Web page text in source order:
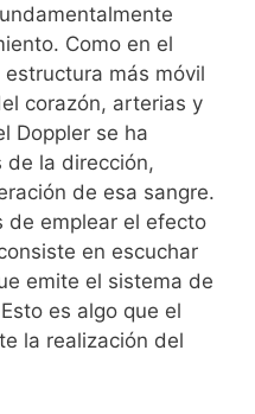
Como en el
más móvil
corazón, arterias y
Doppler se ha
de la dirección,
de esa sangre.
de emplear el efecto
en escuchar
emite el sistema de
es algo que el
la realización del